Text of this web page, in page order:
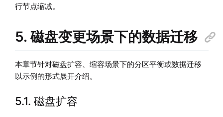
行节点缩减。
5. 磁盘变更场景下的数据迁移
本章节针对磁盘扩容、缩容场景下的分区平衡或数据迁移
以示例的形式展开介绍。
5.1. 磁盘扩容